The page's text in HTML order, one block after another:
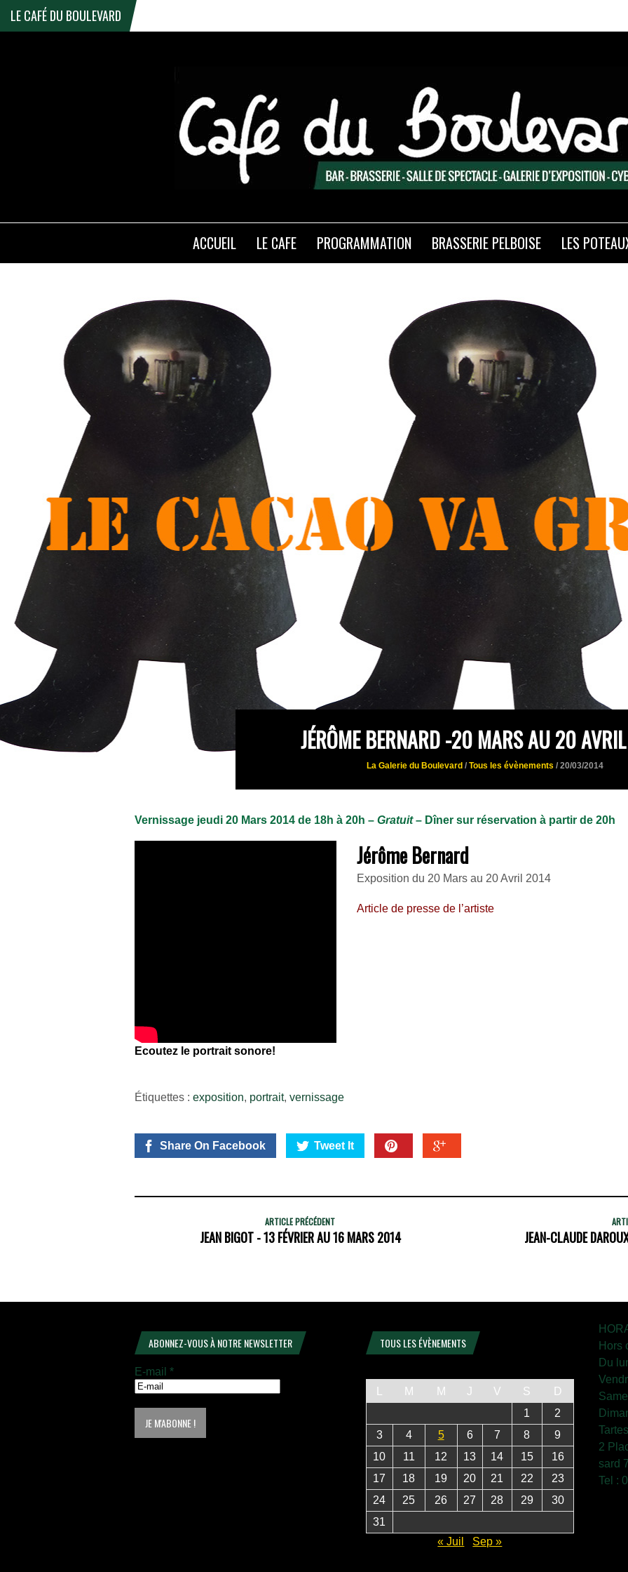
LE CAFÉ DU BOULEVARD
ACCUEIL LE CAFE PROGRAMMATION BRASSERIE PELBOISE LES
JÉRÔME BERNARD -20 MARS AU 20
La Galerie du Boulevard / Tous les évènements / 20/03/2014
Vernissage jeudi 20 Mars 2014 de 18h à 20h – Gratuit– Dîner sur réservation à partir de 20h
Ecoutez le portrait sonore!
Jérôme Bernard
Exposition du 20 Mars au 20 Avril 2014
Article de presse de l’artiste
Étiquettes : exposition, portrait, vernissage
Share On Facebook Tweet It
ARTICLE PRÉCÉDENT
JEAN BIGOT - 13 FÉVRIER AU 16 MARS 2014 JEAN-CLAUDE
ABONNEZ-VOUS À NOTRE NEWSLETTER
E-mail *
TOUS LES ÉVÈNEMENTS
M M J V S
D
1
2
3
4 5 6 7 8
9
10
11 12 13 14 15
16
17
18 19 20 21 22
23
24
25 26 27 28 29
30
31
« Juil
Sep »
Hors
Du
2
sard
Tel :